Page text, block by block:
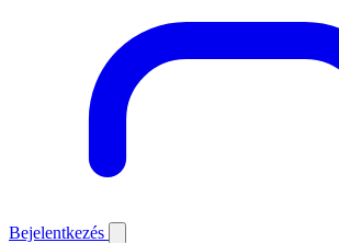
Bejelentkezés